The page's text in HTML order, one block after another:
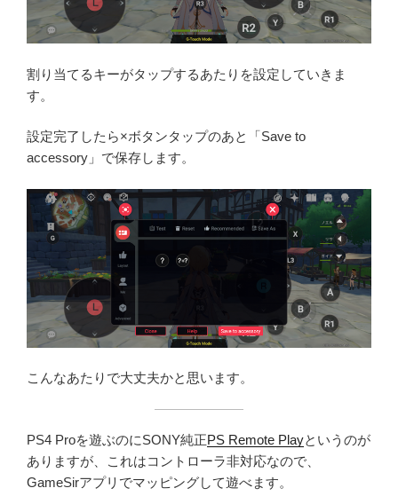
割り当てるキーがタップするあたりを設定していきま
す。
設定完了したら×ボタンタップのあと「Save to
accessory」で保存します。
こんなあたりで大丈夫かと思います。
PS4 Proを遊ぶのにSONY純正PS Remote Playというのが
ありますが、これはコントローラ非対応なので、
GameSirアプリでマッピングして遊べます。